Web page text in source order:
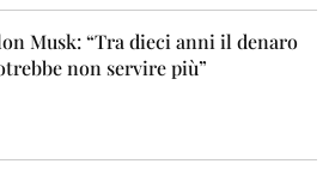
Musk: “Tra dieci anni il denaro
non servire più”